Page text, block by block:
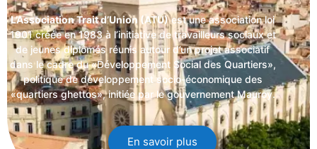
L’Association Trait d’Union (ATU)est une association loi
1901 créée en 1983 à l’initiative de travailleurs sociaux et
de jeunes diplômés réunis autour d’un projet associatif
dans le cadre du «Développement Social des Quartiers»,
politique de développement socio-économique des
«quartiers ghettos», initiée par le gouvernement Mauroy.
En savoir plus